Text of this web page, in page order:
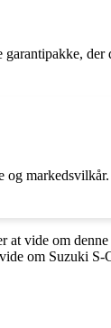
at vide om
om Suzuki S-